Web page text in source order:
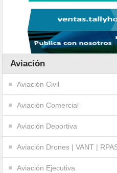
Aviación
Aviación Civil
Aviación Comercial
Aviación Deportiva
Aviación Drones | VANT |
Aviación Ejecutiva